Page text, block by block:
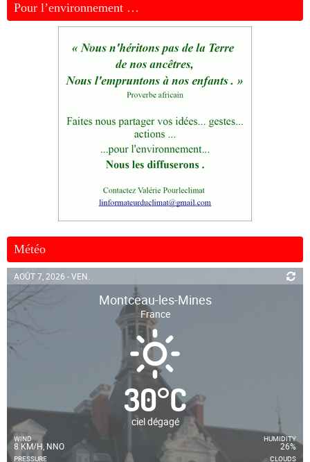
Pour l’environnement …
Météo
AOÛT 7, 2026 - VEN.
Montceau-les-Mines
France
30°C
ciel dégagé
WIND
8 KM/H, NNO
PRESSURE
HUMIDITY
26%
CLOUDS